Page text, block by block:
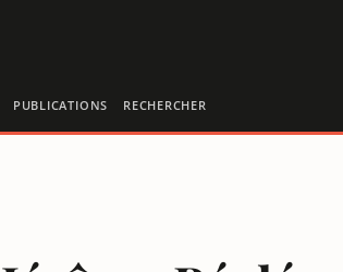
PUBLICATIONS RECHERCHER